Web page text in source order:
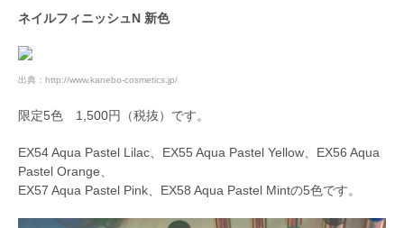
ネイルフィニッシュN 新色
出典： http://www.kanebo-cosmetics.jp/
限定5色 1,500円（税抜）です。
EX54 Aqua Pastel Lilac、EX55 Aqua Pastel Yellow、EX56 Aqua
Pastel Orange、
EX57 Aqua Pastel Pink、EX58 Aqua Pastel Mintの5色です。